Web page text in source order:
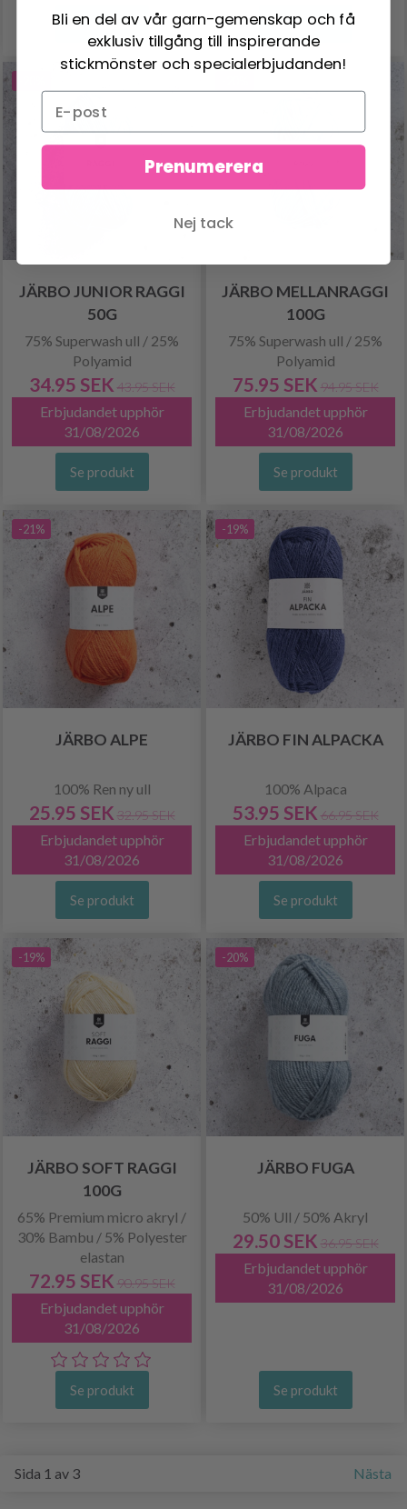
Se produkt Se produkt
JÄRBO JUNIOR RAGGI
50G
75% Superwash ull / 25%
Polyamid
34.95 SEK 43.95 SEK
Erbjudandet upphör
31/08/2026
Se produkt
JÄRBO MELLANRAGGI
100G
75% Superwash ull / 25%
Polyamid
75.95 SEK 94.95 SEK
Erbjudandet upphör
31/08/2026
Se produkt
-21%
JÄRBO ALPE
100% Ren ny ull
25.95 SEK 32.95 SEK
Erbjudandet upphör
31/08/2026
Se produkt
-19%
JÄRBO FIN ALPACKA
100% Alpaca
53.95 SEK 66.95 SEK
Erbjudandet upphör
31/08/2026
Se produkt
-19%
JÄRBO SOFT RAGGI
100G
65% Premium micro akryl /
30% Bambu / 5% Polyester
elastan
72.95 SEK 90.95 SEK
Erbjudandet upphör
31/08/2026
Se produkt
-20%
JÄRBO FUGA
50% Ull / 50% Akryl
29.50 SEK 36.95 SEK
Erbjudandet upphör
31/08/2026
Se produkt
Sida 1 av 3 Nästa
Bli en del av vår garn-gemenskap och få
exklusiv tillgång till inspirerande
stickmönster och specialerbjudanden!
Prenumerera
Nej tack